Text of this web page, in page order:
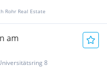
Rohr Real Estate
am
8